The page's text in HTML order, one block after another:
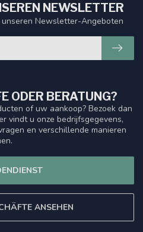
ODER BERATUNG?
of uw aankoop? Bezoek dan
vindt u onze bedrijfsgegevens,
en verschillende manieren
ANSEHEN
NEWSLETTER
Newsletter-Angeboten